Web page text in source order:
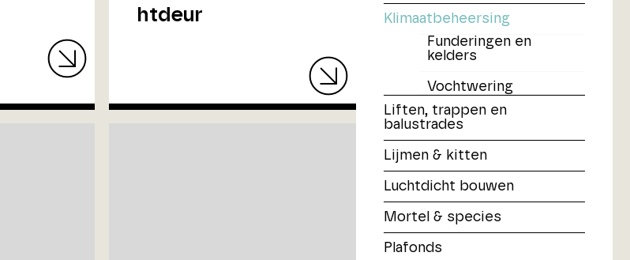
Klimaatbeheersing
Funderingen en
kelders
Vochtwering
Liften, trappen en
balustrades
Lijmen & kitten
Luchtdicht bouwen
Mortel & species
Plafonds
htdeur